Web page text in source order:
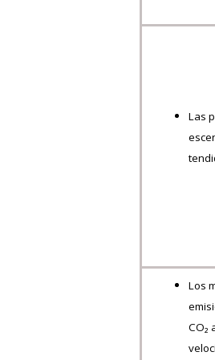
Las
Los
CO₂